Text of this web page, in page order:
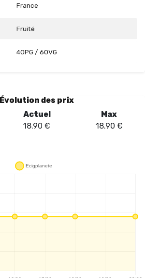
France
Fruité
40PG / 60VG
Évolution des prix
Actuel
18.90 €
Max
18.90 €